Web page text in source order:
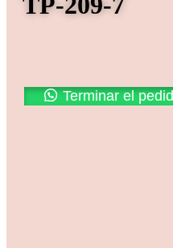
Terminar el